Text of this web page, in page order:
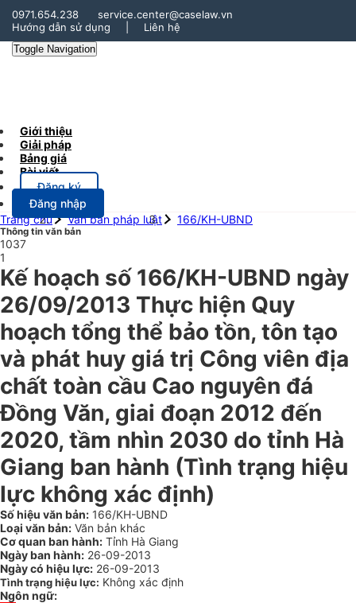
0971.654.238
service.center@caselaw.vn
Hướng dẫn sử dụng
Liên hệ
Toggle Navigation
Giới thiệu
Giải pháp
Bảng giá
Bài viết
Đăng ký
Đăng nhập
Trang chủ
Văn bản pháp luật 166/KH-UBND
Thông tin văn bản
1037
1
Kế hoạch số 166/KH-UBND ngày
26/09/2013 Thực hiện Quy
hoạch tổng thể bảo tồn, tôn tạo
và phát huy giá trị Công viên địa
chất toàn cầu Cao nguyên đá
Đồng Văn, giai đoạn 2012 đến
2020, tầm nhìn 2030 do tỉnh Hà
Giang ban hành (Tình trạng hiệu
lực không xác định)
Số hiệu văn bản: 166/KH-UBND
Loại văn bản: Văn bản khác
Cơ quan ban hành: Tỉnh Hà Giang
Ngày ban hành: 26-09-2013
Ngày có hiệu lực: 26-09-2013
Tình trạng hiệu lực: Không xác định
Ngôn ngữ: